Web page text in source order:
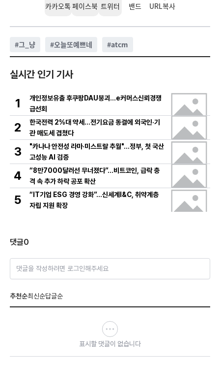
카카오톡 페이스북 트위터 밴드 URL복사
#그_냥 #오늘또예쁘네 #atcm
실시간 인기 기사
1
개인정보유출 후쿠팡DAU붕괴…e커머스신뢰경쟁
급선회
2
한국전력 2%대 약세…전기요금 동결에 외국인·기
관 매도세 겹쳤다
3
"카나나 안전성 라마·미스트랄 추월"…정부, 첫 국산
고성능 AI 검증
4
“8만7000달러선 무너졌다”…비트코인, 급락 충
격 속 추가 하락 공포 확산
5
“IT기업 ESG 경영 강화”…신세계I&C, 취약계층
자립 지원 확장
댓글0
댓글을 작성하려면 로그인해주세요
추천순최신순답글순
표시할 댓글이 없습니다